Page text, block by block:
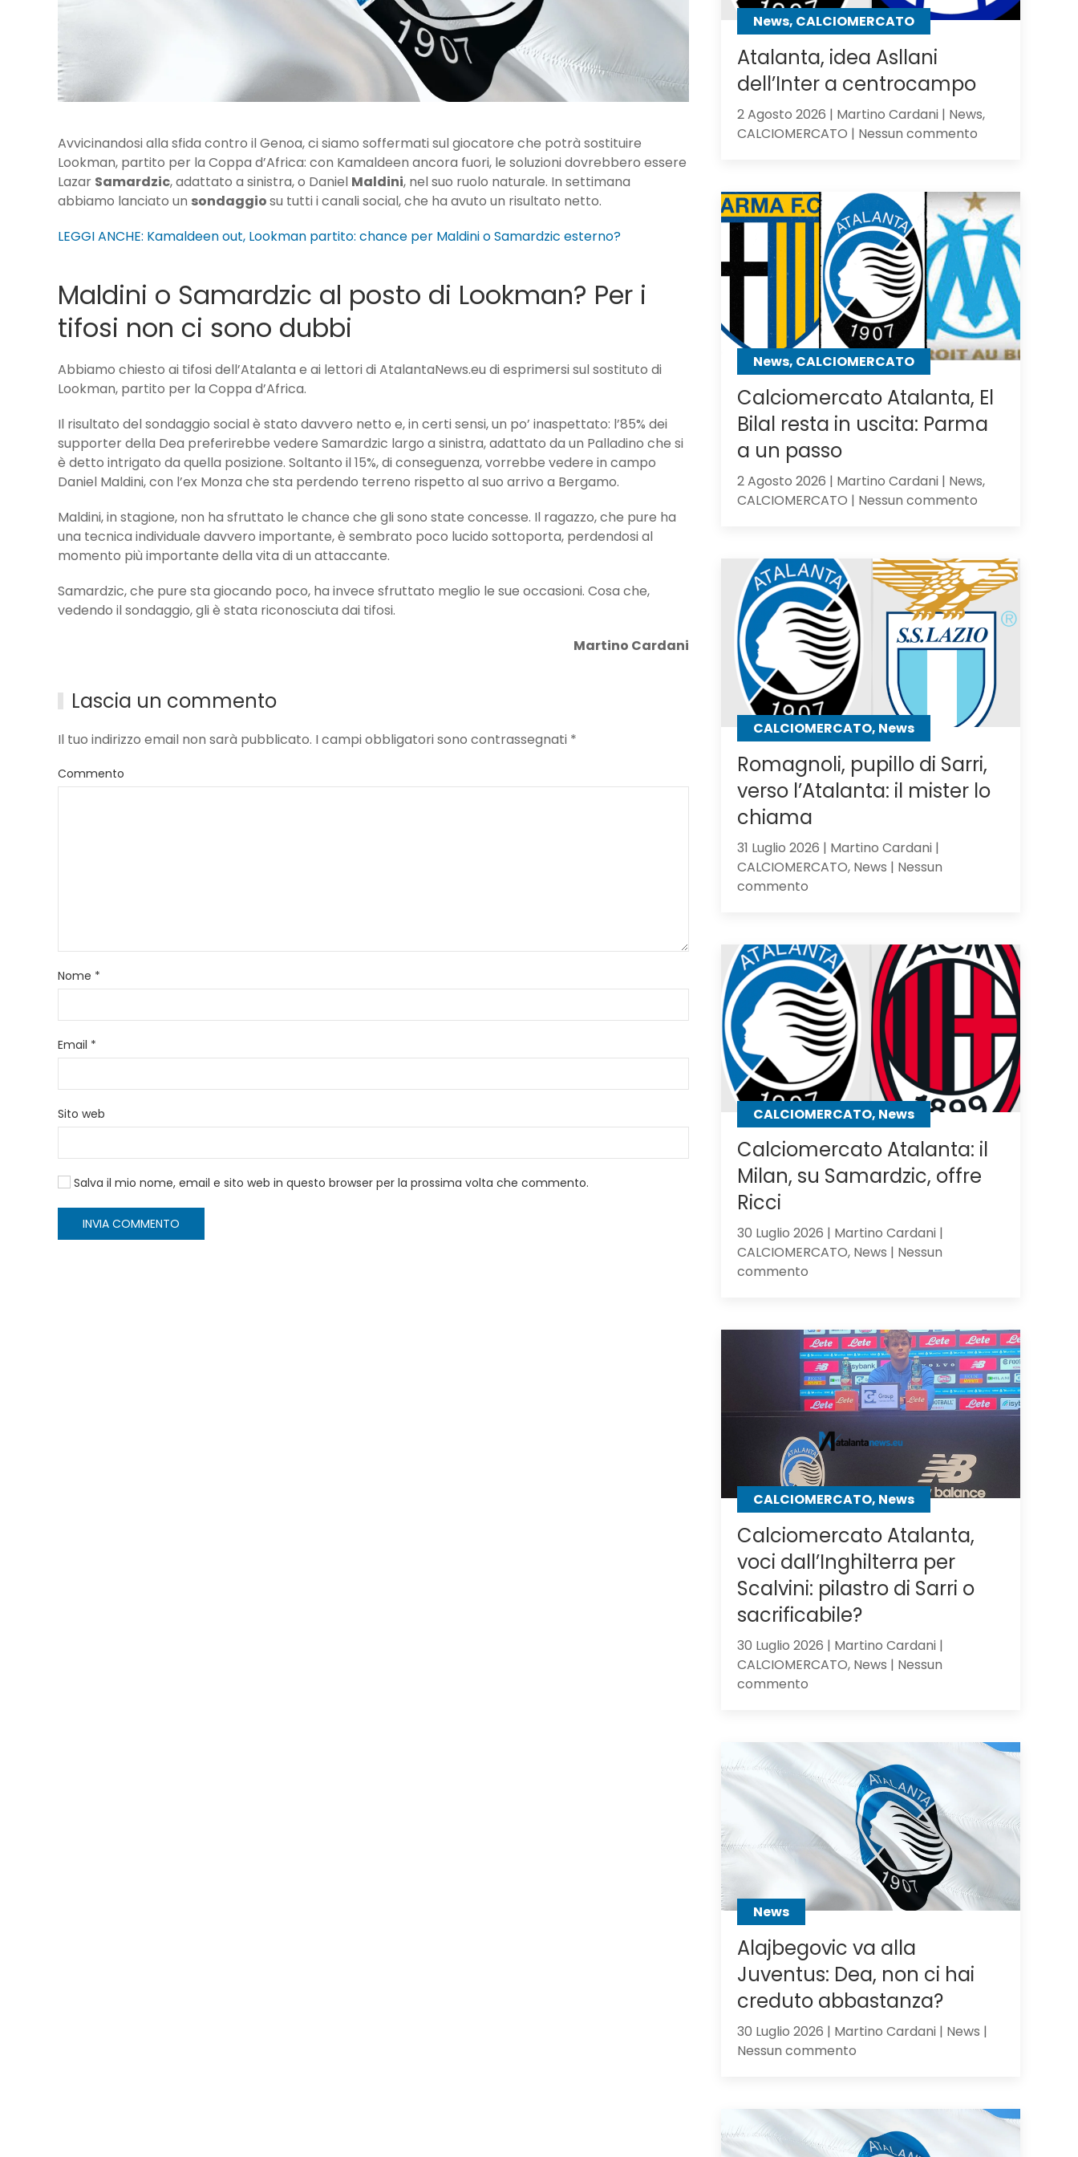
Avvicinandosi alla sfida contro il Genoa, ci siamo soffermati sul giocatore che potrà sostituire
Lookman, partito per la Coppa d’Africa: con Kamaldeen ancora fuori, le soluzioni dovrebbero essere
Lazar Samardzic, adattato a sinistra, o Daniel Maldini, nel suo ruolo naturale. In settimana
abbiamo lanciato un sondaggiosu tutti i canali social, che ha avuto un risultato netto.
LEGGI ANCHE: Kamaldeen out, Lookman partito: chance per Maldini o Samardzic esterno?
Maldini o Samardzic al posto di Lookman? Per i
tifosi non ci sono dubbi
Abbiamo chiesto ai tifosi dell’Atalanta e ai lettori di AtalantaNews.eu di esprimersi sul sostituto di
Lookman, partito per la Coppa d’Africa.
Il risultato del sondaggio social è stato davvero netto e, in certi sensi, un po’ inaspettato: l’85% dei
supporter della Dea preferirebbe vedere Samardzic largo a sinistra, adattato da un Palladino che si
è detto intrigato da quella posizione. Soltanto il 15%, di conseguenza, vorrebbe vedere in campo
Daniel Maldini, con l’ex Monza che sta perdendo terreno rispetto al suo arrivo a Bergamo.
Maldini, in stagione, non ha sfruttato le chance che gli sono state concesse. Il ragazzo, che pure ha
una tecnica individuale davvero importante, è sembrato poco lucido sottoporta, perdendosi al
momento più importante della vita di un attaccante.
Samardzic, che pure sta giocando poco, ha invece sfruttato meglio le sue occasioni. Cosa che,
vedendo il sondaggio, gli è stata riconosciuta dai tifosi.
Martino Cardani
Lascia un commento
Il tuo indirizzo email non sarà pubblicato. I campi obbligatori sono contrassegnati *
Commento
Nome *
Email *
Sito web
Salva il mio nome, email e sito web in questo browser per la prossima volta che commento.
INVIA COMMENTO
contro
gli
News, CALCIOMERCATO
Atalanta, idea Asllani
dell’Inter a centrocampo
2 Agosto 2026 | Martino Cardani | News,
CALCIOMERCATO | Nessun commentosu
Asllani
dell’Inter
a
centrocampo
News, CALCIOMERCATO
Calciomercato Atalanta, El
Bilal resta in uscita: Parma
a un passo
2 Agosto 2026 | Martino Cardani | News,
CALCIOMERCATO | Nessun commentosu
El
Bilal
resta
in
uscita:
Parma
un
passo
CALCIOMERCATO, News
Romagnoli, pupillo di Sarri,
verso l’Atalanta: il mister lo
chiama
31 Luglio 2026 | Martino Cardani |
CALCIOMERCATO, News | Nessun
commentosu
di
Sarri,
verso
l’Atalanta:
il
mister
lo
chiama
CALCIOMERCATO, News
Calciomercato Atalanta: il
Milan, su Samardzic, offre
Ricci
30 Luglio 2026 | Martino Cardani |
CALCIOMERCATO, News | Nessun
commentosu
il
Milan,
su
Samardzic,
offre
CALCIOMERCATO, News
Calciomercato Atalanta,
voci dall’Inghilterra per
Scalvini: pilastro di Sarri o
sacrificabile?
30 Luglio 2026 | Martino Cardani |
CALCIOMERCATO, News | Nessun
commentosu
voci
dall’Inghilterra
per
Scalvini:
pilastro
di
Sarri
o
sacrificabile?
News
Alajbegovic va alla
Juventus: Dea, non ci hai
creduto abbastanza?
30 Luglio 2026 | Martino Cardani | News |
Nessun commentosu
alla
Juventus:
Dea,